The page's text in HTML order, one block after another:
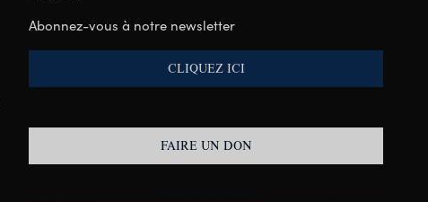
Abonnez-vous à notre newsletter
CLIQUEZ ICI
FAIRE UN DON